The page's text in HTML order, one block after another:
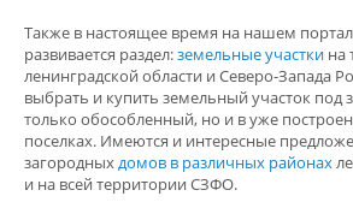
Также в настоящее время на нашем
развивается раздел:земельные участки на
ленинградской области и Северо-Запада
выбрать и купить земельный участок под
только обособленный, но и в уже
поселках. Имеются и интересные
загородныхдомов в различных районах
и на всей территории СЗФО.